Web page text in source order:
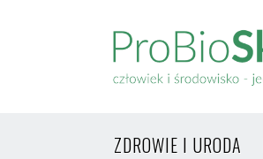
ZDROWIE I URODA